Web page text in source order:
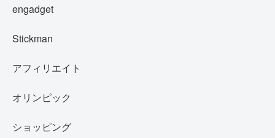
engadget
Stickman
アフィリエイト
オリンピック
ショッピング